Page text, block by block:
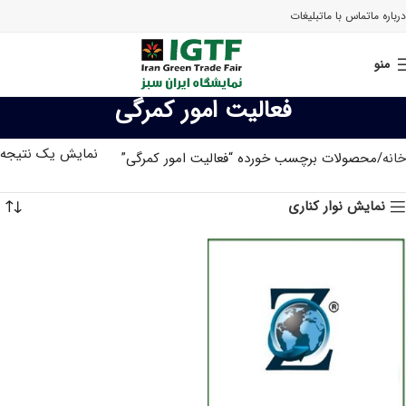
درباره ماتماس با ماتبلیغات
منو
فعالیت امور کمرگی
خانه محصولات برچسب خورده “فعالیت امور کمرگی” نمایش یک نتیجه
نمایش نوار کناری